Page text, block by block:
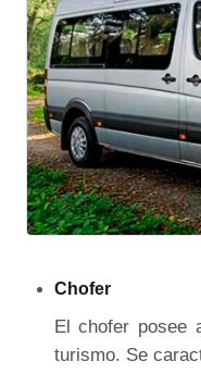
Chofer
El chofer posee
turismo. Se